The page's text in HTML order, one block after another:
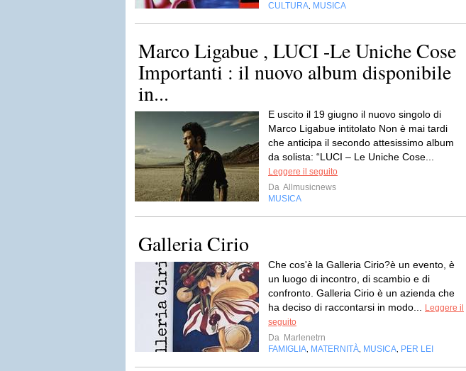
CULTURA MUSICA
Marco Ligabue , LUCI -Le Uniche Cose
Importanti : il nuovo album disponibile
in...
E uscito il 19 giugno il nuovo singolo di
Marco Ligabue intitolato Non è mai tardi
che anticipa il secondo attesissimo album
da solista: “LUCI – Le Uniche Cose...
Leggere il seguito
Da Allmusicnews
MUSICA
Galleria Cirio
Che cos'è la Galleria Cirio?è un evento, è
un luogo di incontro, di scambio e di
confronto. Galleria Cirio è un azienda che
ha deciso di raccontarsi in modo...
Leggere il
seguito
Da Marlenetrn
FAMIGLIA MATERNITÀ MUSICA PER LEI